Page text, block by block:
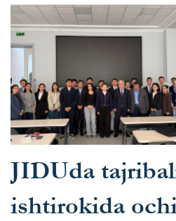
JIDUda
ishtirokida